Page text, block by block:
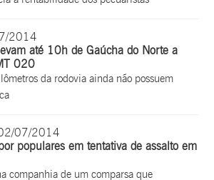
2014
até 10h de Gaúcha do Norte a
020
da rodovia ainda não possuem
07/2014
populares em tentativa de assalto em
companhia de um comparsa que